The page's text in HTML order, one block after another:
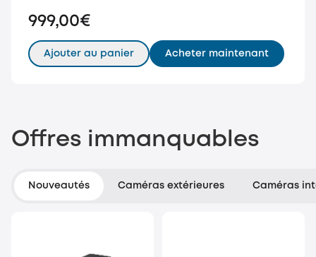
999,00€
Ajouter au panier Acheter maintenant
Offres immanquables
Nouveautés Caméras extérieures Caméras